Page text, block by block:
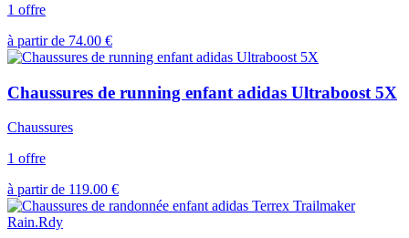
1 offre
à partir de 74.00 €
Chaussures de running enfant adidas Ultraboost 5X
Chaussures
1 offre
à partir de 119.00 €